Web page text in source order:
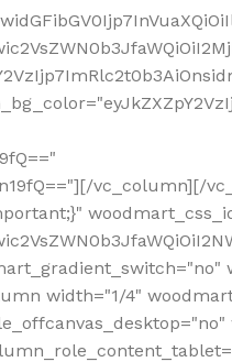
vc_column][/
width="1/4"